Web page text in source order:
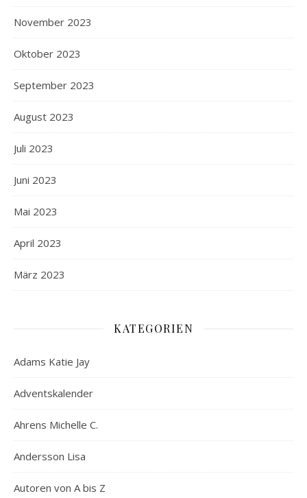
November 2023
Oktober 2023
September 2023
August 2023
Juli 2023
Juni 2023
Mai 2023
April 2023
März 2023
KATEGORIEN
Adams Katie Jay
Adventskalender
Ahrens Michelle C.
Andersson Lisa
Autoren von A bis Z